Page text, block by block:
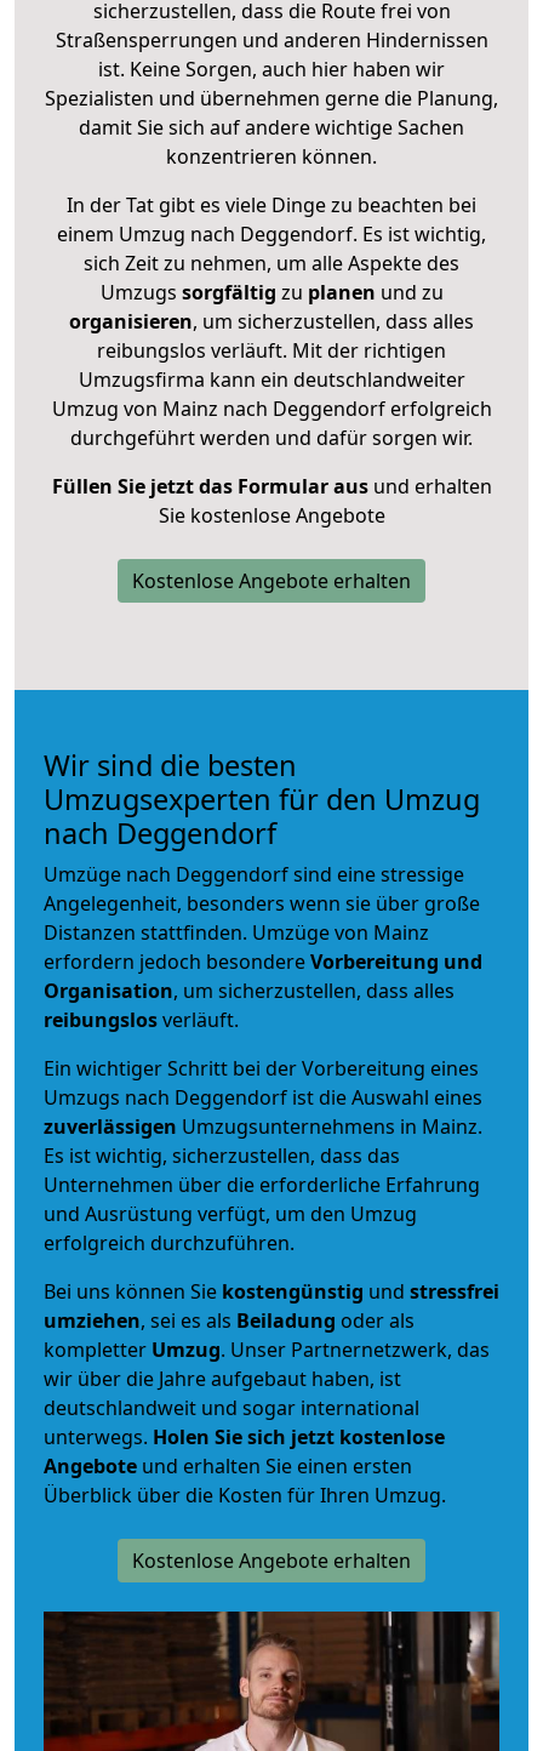
sicherzustellen, dass die Route frei von
Straßensperrungen und anderen Hindernissen
ist. Keine Sorgen, auch hier haben wir
Spezialisten und übernehmen gerne die Planung,
damit Sie sich auf andere wichtige Sachen
konzentrieren können.
In der Tat gibt es viele Dinge zu beachten bei
einem Umzug nach Deggendorf. Es ist wichtig,
sich Zeit zu nehmen, um alle Aspekte des
Umzugs sorgfältig zu planen und zu
organisieren, um sicherzustellen, dass alles
reibungslos verläuft. Mit der richtigen
Umzugsfirma kann ein deutschlandweiter
Umzug von Mainz nach Deggendorf erfolgreich
durchgeführt werden und dafür sorgen wir.
Füllen Sie jetzt das Formular ausund erhalten
Sie kostenlose Angebote
Kostenlose Angebote erhalten
Wir sind die besten
Umzugsexperten für den Umzug
nach Deggendorf
Umzüge nach Deggendorf sind eine stressige
Angelegenheit, besonders wenn sie über große
Distanzen stattfinden. Umzüge von Mainz
erfordern jedoch besondereVorbereitung und
Organisation, um sicherzustellen, dass alles
reibungslosverläuft.
Ein wichtiger Schritt bei der Vorbereitung eines
Umzugs nach Deggendorf ist die Auswahl eines
zuverlässigen Umzugsunternehmens in Mainz.
Es ist wichtig, sicherzustellen, dass das
Unternehmen über die erforderliche Erfahrung
und Ausrüstung verfügt, um den Umzug
erfolgreich durchzuführen.
Bei uns können Sie kostengünstig und stressfrei
umziehen, sei es als Beiladung oder als
kompletter Umzug. Unser Partnernetzwerk, das
wir über die Jahre aufgebaut haben, ist
deutschlandweit und sogar international
unterwegs. Holen Sie sich jetzt kostenlose
Angebote und erhalten Sie einen ersten
Überblick über die Kosten für Ihren Umzug.
Kostenlose Angebote erhalten